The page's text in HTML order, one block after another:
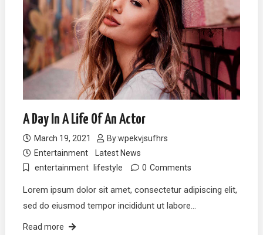
A Day In A Life Of An Actor
March 19, 2021 By:wpekvjsufhrs
Entertainment
Latest News
entertainment
lifestyle 0 Comments
Lorem ipsum dolor sit amet, consectetur adipiscing elit,
sed do eiusmod tempor incididunt ut labore…
Read more